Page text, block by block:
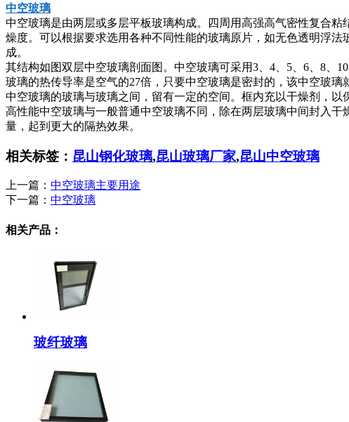
中空玻璃
中空玻璃是由两层或多层平板玻璃构成。四周用高强高气密性复合
燥度。可以根据要求选用各种不同性能的玻璃原片，如无色透明浮
成。
其结构如图双层中空玻璃剖面图。中空玻璃可采用3、4、5、6、8、
玻璃的热传导率是空气的27倍，只要中空玻璃是密封的，该中空玻璃
中空玻璃的玻璃与玻璃之间，留有一定的空间。框内充以干燥剂，以
高性能中空玻璃与一般普通中空玻璃不同，除在两层玻璃中间封入
量，起到更大的隔热效果。
相关标签： 昆山钢化玻璃,昆山玻璃厂家,昆山中空玻璃
上一篇： 中空玻璃主要用途
下一篇： 中空玻璃
相关产品：
玻纤玻璃